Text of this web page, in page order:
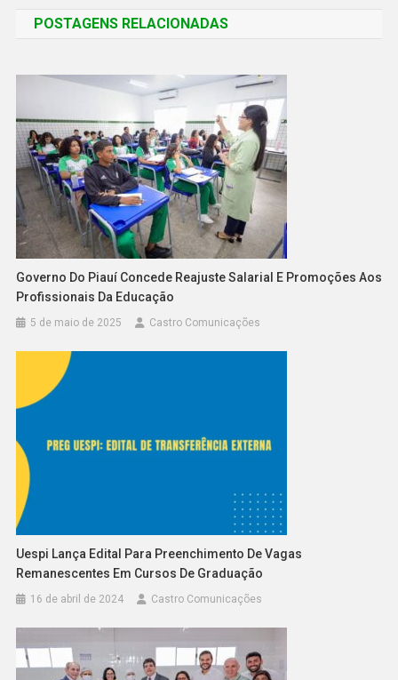
POSTAGENS RELACIONADAS
Governo Do Piauí Concede Reajuste Salarial E Promoções Aos
Profissionais Da Educação
5 de maio de 2025 Castro Comunicações
Uespi Lança Edital Para Preenchimento De Vagas
Remanescentes Em Cursos De Graduação
16 de abril de 2024 Castro Comunicações